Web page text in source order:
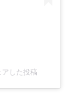
した投稿